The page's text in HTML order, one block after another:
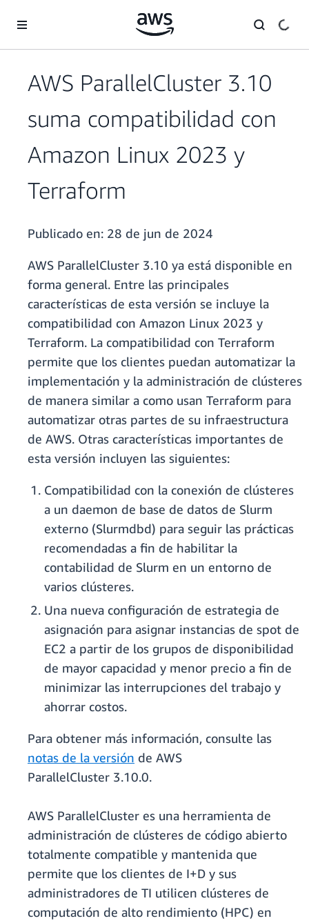
AWS ParallelCluster 3.10
suma compatibilidad con
Amazon Linux 2023 y
Terraform
Publicado en: 28 de jun de 2024
AWS ParallelCluster 3.10 ya está disponible en
forma general. Entre las principales
características de esta versión se incluye la
compatibilidad con Amazon Linux 2023 y
Terraform. La compatibilidad con Terraform
permite que los clientes puedan automatizar la
implementación y la administración de clústeres
de manera similar a como usan Terraform para
automatizar otras partes de su infraestructura
de AWS. Otras características importantes de
esta versión incluyen las siguientes:
Compatibilidad con la conexión de clústeres
a un daemon de base de datos de Slurm
externo (Slurmdbd) para seguir las prácticas
recomendadas a fin de habilitar la
contabilidad de Slurm en un entorno de
varios clústeres.
Una nueva configuración de estrategia de
asignación para asignar instancias de spot de
EC2 a partir de los grupos de disponibilidad
de mayor capacidad y menor precio a fin de
minimizar las interrupciones del trabajo y
ahorrar costos.
Para obtener más información, consulte las
notas de la versión de AWS
ParallelCluster 3.10.0.
AWS ParallelCluster es una herramienta de
administración de clústeres de código abierto
totalmente compatible y mantenida que
permite que los clientes de I+D y sus
administradores de TI utilicen clústeres de
computación de alto rendimiento (HPC) en